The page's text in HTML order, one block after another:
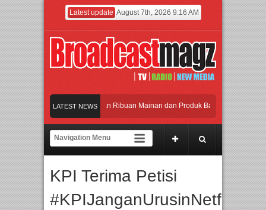
Latest update August 7th, 2026 9:16 AM
LATEST NEWS
Meramaikan Jakarta dengan Ribuan Mainan dan Produk Bayi dari Seluruh
Menjadi Gerbang Inovasi dan Peluang Bisnis Industri Gifts dan Housewares
Rayakan Perpaduan Warisan Dan Semangat Lokal, BIRKENSTOCK
Meramaikan Jakarta dengan Ribuan Mainan dan Produk Bayi dari Seluruh
KPI Terima Petisi
#KPIJanganUrusinNetflix